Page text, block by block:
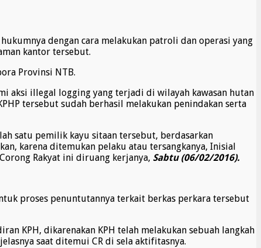
dengan cara melakukan patroli dan operasi yang
kantor tersebut.
Provinsi NTB.
aksi illegal logging yang terjadi di wilayah kawasan hutan
tersebut sudah berhasil melakukan penindakan serta
satu pemilik kayu sitaan tersebut, berdasarkan
karena ditemukan pelaku atau tersangkanya, Inisial
Rakyat ini diruang kerjanya, Sabtu (06/02/2016).
proses penuntutannya terkait berkas perkara tersebut
KPH, dikarenakan KPH telah melakukan sebuah langkah
saat ditemui CR di sela aktifitasnya.